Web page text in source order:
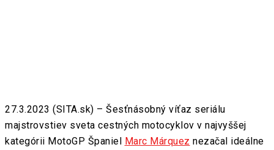
27.3.2023 (SITA.sk) – Šesťnásobný víťaz seriálu
majstrovstiev sveta cestných motocyklov v najvyššej
kategórii MotoGP Španiel Marc Márquez nezačal ideálne